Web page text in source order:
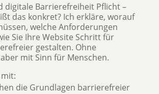
digitale Barrierefreiheit Pflicht –
das konkret? Ich erkläre, worauf
welche Anforderungen
Sie Ihre Website Schritt für
gestalten. Ohne
mit Sinn für Menschen.
die Grundlagen barrierefreier